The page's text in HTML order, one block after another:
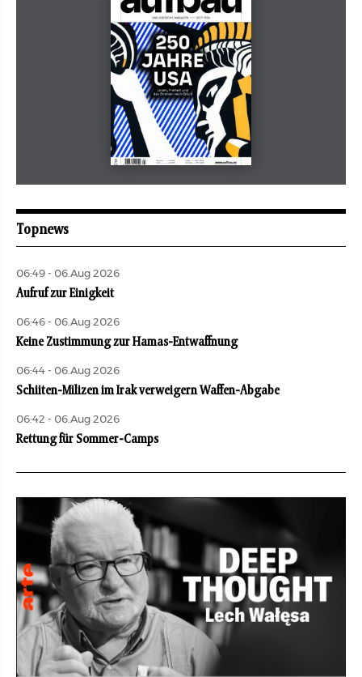
aufbau
Topnews
06:49 - 06.Aug 2026
Aufruf zur Einigkeit
06:46 - 06.Aug 2026
Keine Zustimmung zur Hamas-Entwaffnung
06:44 - 06.Aug 2026
Schiiten-Milizen im Irak verweigern Waffen-Abgabe
06:42 - 06.Aug 2026
Rettung für Sommer-Camps